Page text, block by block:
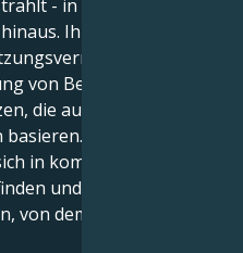
- in Ihren
Ihre Aufgabe ist
als
von Beziehungen und
die auf Respekt,
Sie haben ein
in komplizierten
und dennoch eine
von dem Sie wissen,